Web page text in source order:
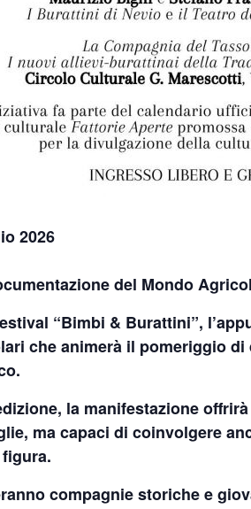
2026
del Mondo
“Bimbi & Burattini”,
che animerà il pomeriggio di
la manifestazione
ma capaci di coinvolgere
compagnie storiche e